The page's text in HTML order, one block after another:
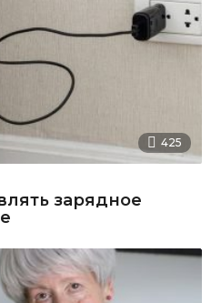
425
зарядное